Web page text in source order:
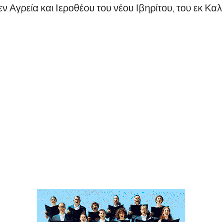
Αγρεία και Ιεροθέου του νέου Ιβηρίτου, του εκ